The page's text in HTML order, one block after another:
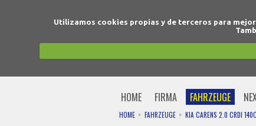
Utilizamos cookies propias y de terceros para
HOME FIRMA FAHRZEUGE
HOME FAHRZEUGE KIA CARENS 2.0 CRDI